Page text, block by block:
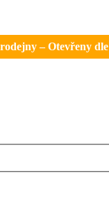
– Otevřeny